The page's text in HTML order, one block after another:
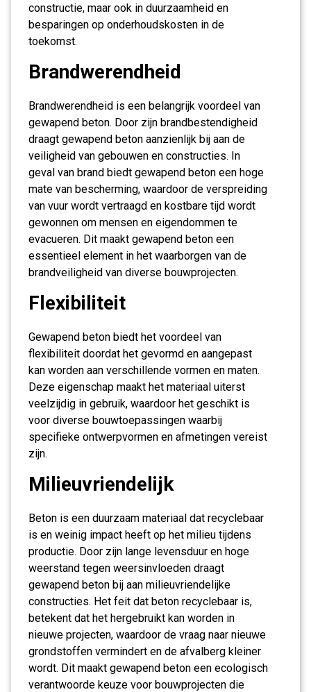
constructie, maar ook in duurzaamheid en
besparingen op onderhoudskosten in de
toekomst.
Brandwerendheid
Brandwerendheid is een belangrijk voordeel van
gewapend beton. Door zijn brandbestendigheid
draagt gewapend beton aanzienlijk bij aan de
veiligheid van gebouwen en constructies. In
geval van brand biedt gewapend beton een hoge
mate van bescherming, waardoor de verspreiding
van vuur wordt vertraagd en kostbare tijd wordt
gewonnen om mensen en eigendommen te
evacueren. Dit maakt gewapend beton een
essentieel element in het waarborgen van de
brandveiligheid van diverse bouwprojecten.
Flexibiliteit
Gewapend beton biedt het voordeel van
flexibiliteit doordat het gevormd en aangepast
kan worden aan verschillende vormen en maten.
Deze eigenschap maakt het materiaal uiterst
veelzijdig in gebruik, waardoor het geschikt is
voor diverse bouwtoepassingen waarbij
specifieke ontwerpvormen en afmetingen vereist
zijn.
Milieuvriendelijk
Beton is een duurzaam materiaal dat recyclebaar
is en weinig impact heeft op het milieu tijdens
productie. Door zijn lange levensduur en hoge
weerstand tegen weersinvloeden draagt
gewapend beton bij aan milieuvriendelijke
constructies. Het feit dat beton recyclebaar is,
betekent dat het hergebruikt kan worden in
nieuwe projecten, waardoor de vraag naar nieuwe
grondstoffen vermindert en de afvalberg kleiner
wordt. Dit maakt gewapend beton een ecologisch
verantwoorde keuze voor bouwprojecten die